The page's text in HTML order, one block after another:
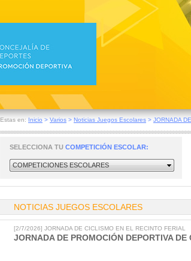
Estas en: Inicio > Varios > Noticias Juegos Escolares > JORNADA
SELECCIONA TU COMPETICIÓN ESCOLAR:
COMPETICIONES ESCOLARES
NOTICIAS JUEGOS ESCOLARES
[2/7/2026] JORNADA DE CICLISMO EN EL RECINTO FERIAL
JORNADA DE PROMOCIÓN DEPORTIVA